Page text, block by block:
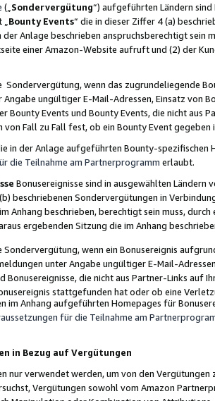
(„ Sondervergütung“) aufgeführten Ländern
Bounty Events“ die in dieser Ziffer 4 (a)
der Anlage beschrieben anspruchsberechtigt sein
einer Amazon-Website aufruft und (2) der
Sondervergütung, wenn das zugrundeliegende
Angabe ungültiger E-Mail-Adressen, Einsatz von
Bounty Events und Bounty Events, die nicht
von Fall zu Fall fest, ob ein Bounty Event
in der Anlage aufgeführten Bounty-spezifischen
die Teilnahme am Partnerprogramm erlaubt.
Bonusereignisse sind in ausgewählten Ländern
beschriebenen Sondervergütungen in
Anhang beschrieben, berechtigt sein muss,
ergebenden Sitzung die im Anhang
Sondervergütung, wenn ein Bonusereignis
unter Angabe ungültiger E-Mail-
Bonusereignisse, die nicht aus Partner-Links auf
stattgefunden hat oder ob eine
im Anhang aufgeführten Homepages für
für die Teilnahme am
in Bezug auf Vergütungen
nur verwendet werden, um von den
Vergütungen sowohl vom Amazon